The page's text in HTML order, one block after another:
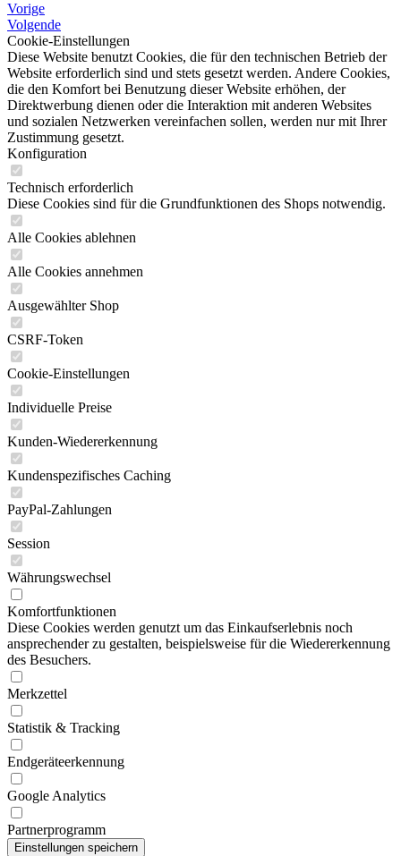
Vorige
Volgende
Cookie-Einstellungen
Diese Website benutzt Cookies, die für den technischen Betrieb der
Website erforderlich sind und stets gesetzt werden. Andere Cookies,
die den Komfort bei Benutzung dieser Website erhöhen, der
Direktwerbung dienen oder die Interaktion mit anderen Websites
und sozialen Netzwerken vereinfachen sollen, werden nur mit Ihrer
Zustimmung gesetzt.
Konfiguration
Technisch erforderlich
Diese Cookies sind für die Grundfunktionen des Shops notwendig.
Alle Cookies ablehnen
Alle Cookies annehmen
Ausgewählter Shop
CSRF-Token
Cookie-Einstellungen
Individuelle Preise
Kunden-Wiedererkennung
Kundenspezifisches Caching
PayPal-Zahlungen
Session
Währungswechsel
Komfortfunktionen
Diese Cookies werden genutzt um das Einkaufserlebnis noch
ansprechender zu gestalten, beispielsweise für die Wiedererkennung
des Besuchers.
Merkzettel
Statistik & Tracking
Endgeräteerkennung
Google Analytics
Partnerprogramm